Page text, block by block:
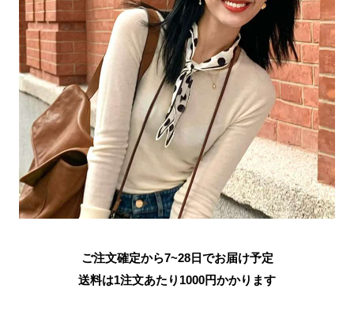
ご注文確定から7~28日でお届け予定
送料は1注文あたり 1000円かかります